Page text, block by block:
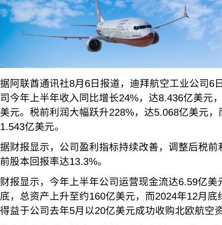
据阿联酋通讯社8月6日报道，迪拜航空工业公司6
司今年上半年收入同比增长24%，达8.436亿美元
美元。税前利润大幅跃升228%，达5.068亿美元
1.543亿美元。
据财报显示，公司盈利指标持续改善，调整后税
前股本回报率达13.3%。
财报显示，今年上半年公司运营现金流达6.59亿美
底，总资产上升至约160亿美元，而2024年12月
得益于公司去年5月以20亿美元成功收购北欧航空